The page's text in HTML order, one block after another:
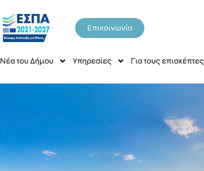
Επικοινωνία
του Δήμου Υπηρεσίες Για τους επισκέπτες